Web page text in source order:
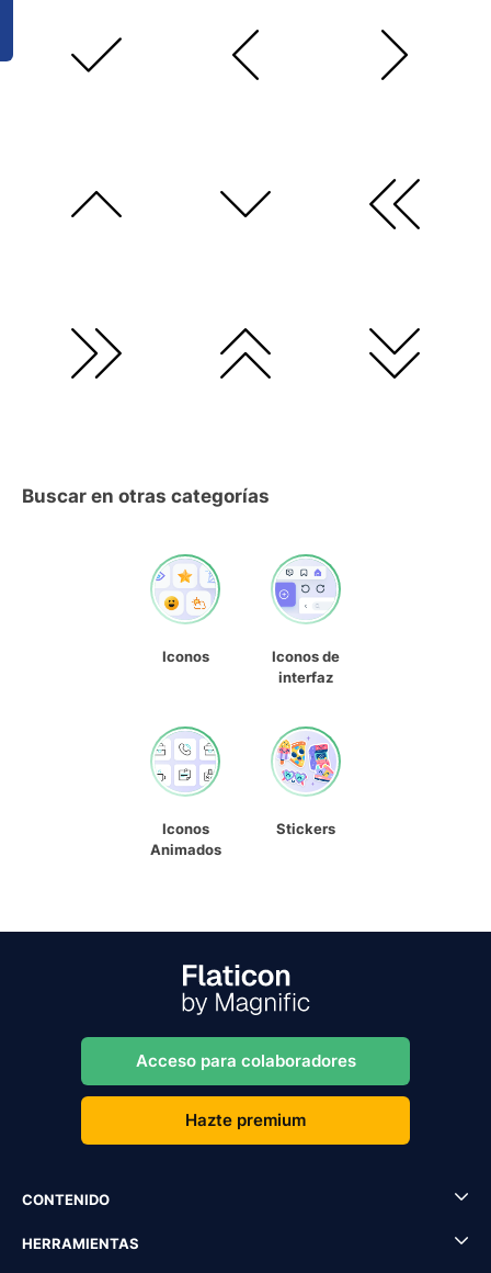
Buscar en otras categorías
Iconos
Iconos de
interfaz
Iconos
Animados
Stickers
Acceso para colaboradores
Hazte premium
CONTENIDO
HERRAMIENTAS